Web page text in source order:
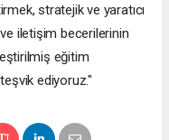
stratejik ve yaratıcı
iletişim becerilerinin
eğitim
ediyoruz."